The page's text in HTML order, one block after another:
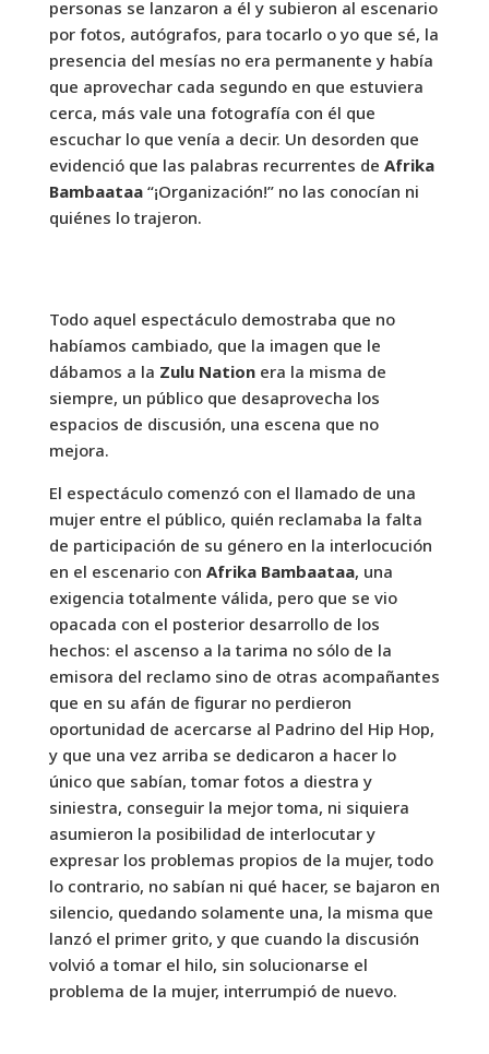
personas se lanzaron a él y subieron al escenario
por fotos, autógrafos, para tocarlo o yo que sé, la
presencia del mesías no era permanente y había
que aprovechar cada segundo en que estuviera
cerca, más vale una fotografía con él que
escuchar lo que venía a decir. Un desorden que
evidenció que las palabras recurrentes de Afrika
Bambaataa“¡Organización!” no las conocían ni
quiénes lo trajeron.
Todo aquel espectáculo demostraba que no
habíamos cambiado, que la imagen que le
dábamos a la Zulu Nationera la misma de
siempre, un público que desaprovecha los
espacios de discusión, una escena que no
mejora.
El espectáculo comenzó con el llamado de una
mujer entre el público, quién reclamaba la falta
de participación de su género en la interlocución
en el escenario con Afrika Bambaataa, una
exigencia totalmente válida, pero que se vio
opacada con el posterior desarrollo de los
hechos: el ascenso a la tarima no sólo de la
emisora del reclamo sino de otras acompañantes
que en su afán de figurar no perdieron
oportunidad de acercarse al Padrino del Hip Hop,
y que una vez arriba se dedicaron a hacer lo
único que sabían, tomar fotos a diestra y
siniestra, conseguir la mejor toma, ni siquiera
asumieron la posibilidad de interlocutar y
expresar los problemas propios de la mujer, todo
lo contrario, no sabían ni qué hacer, se bajaron en
silencio, quedando solamente una, la misma que
lanzó el primer grito, y que cuando la discusión
volvió a tomar el hilo, sin solucionarse el
problema de la mujer, interrumpió de nuevo.